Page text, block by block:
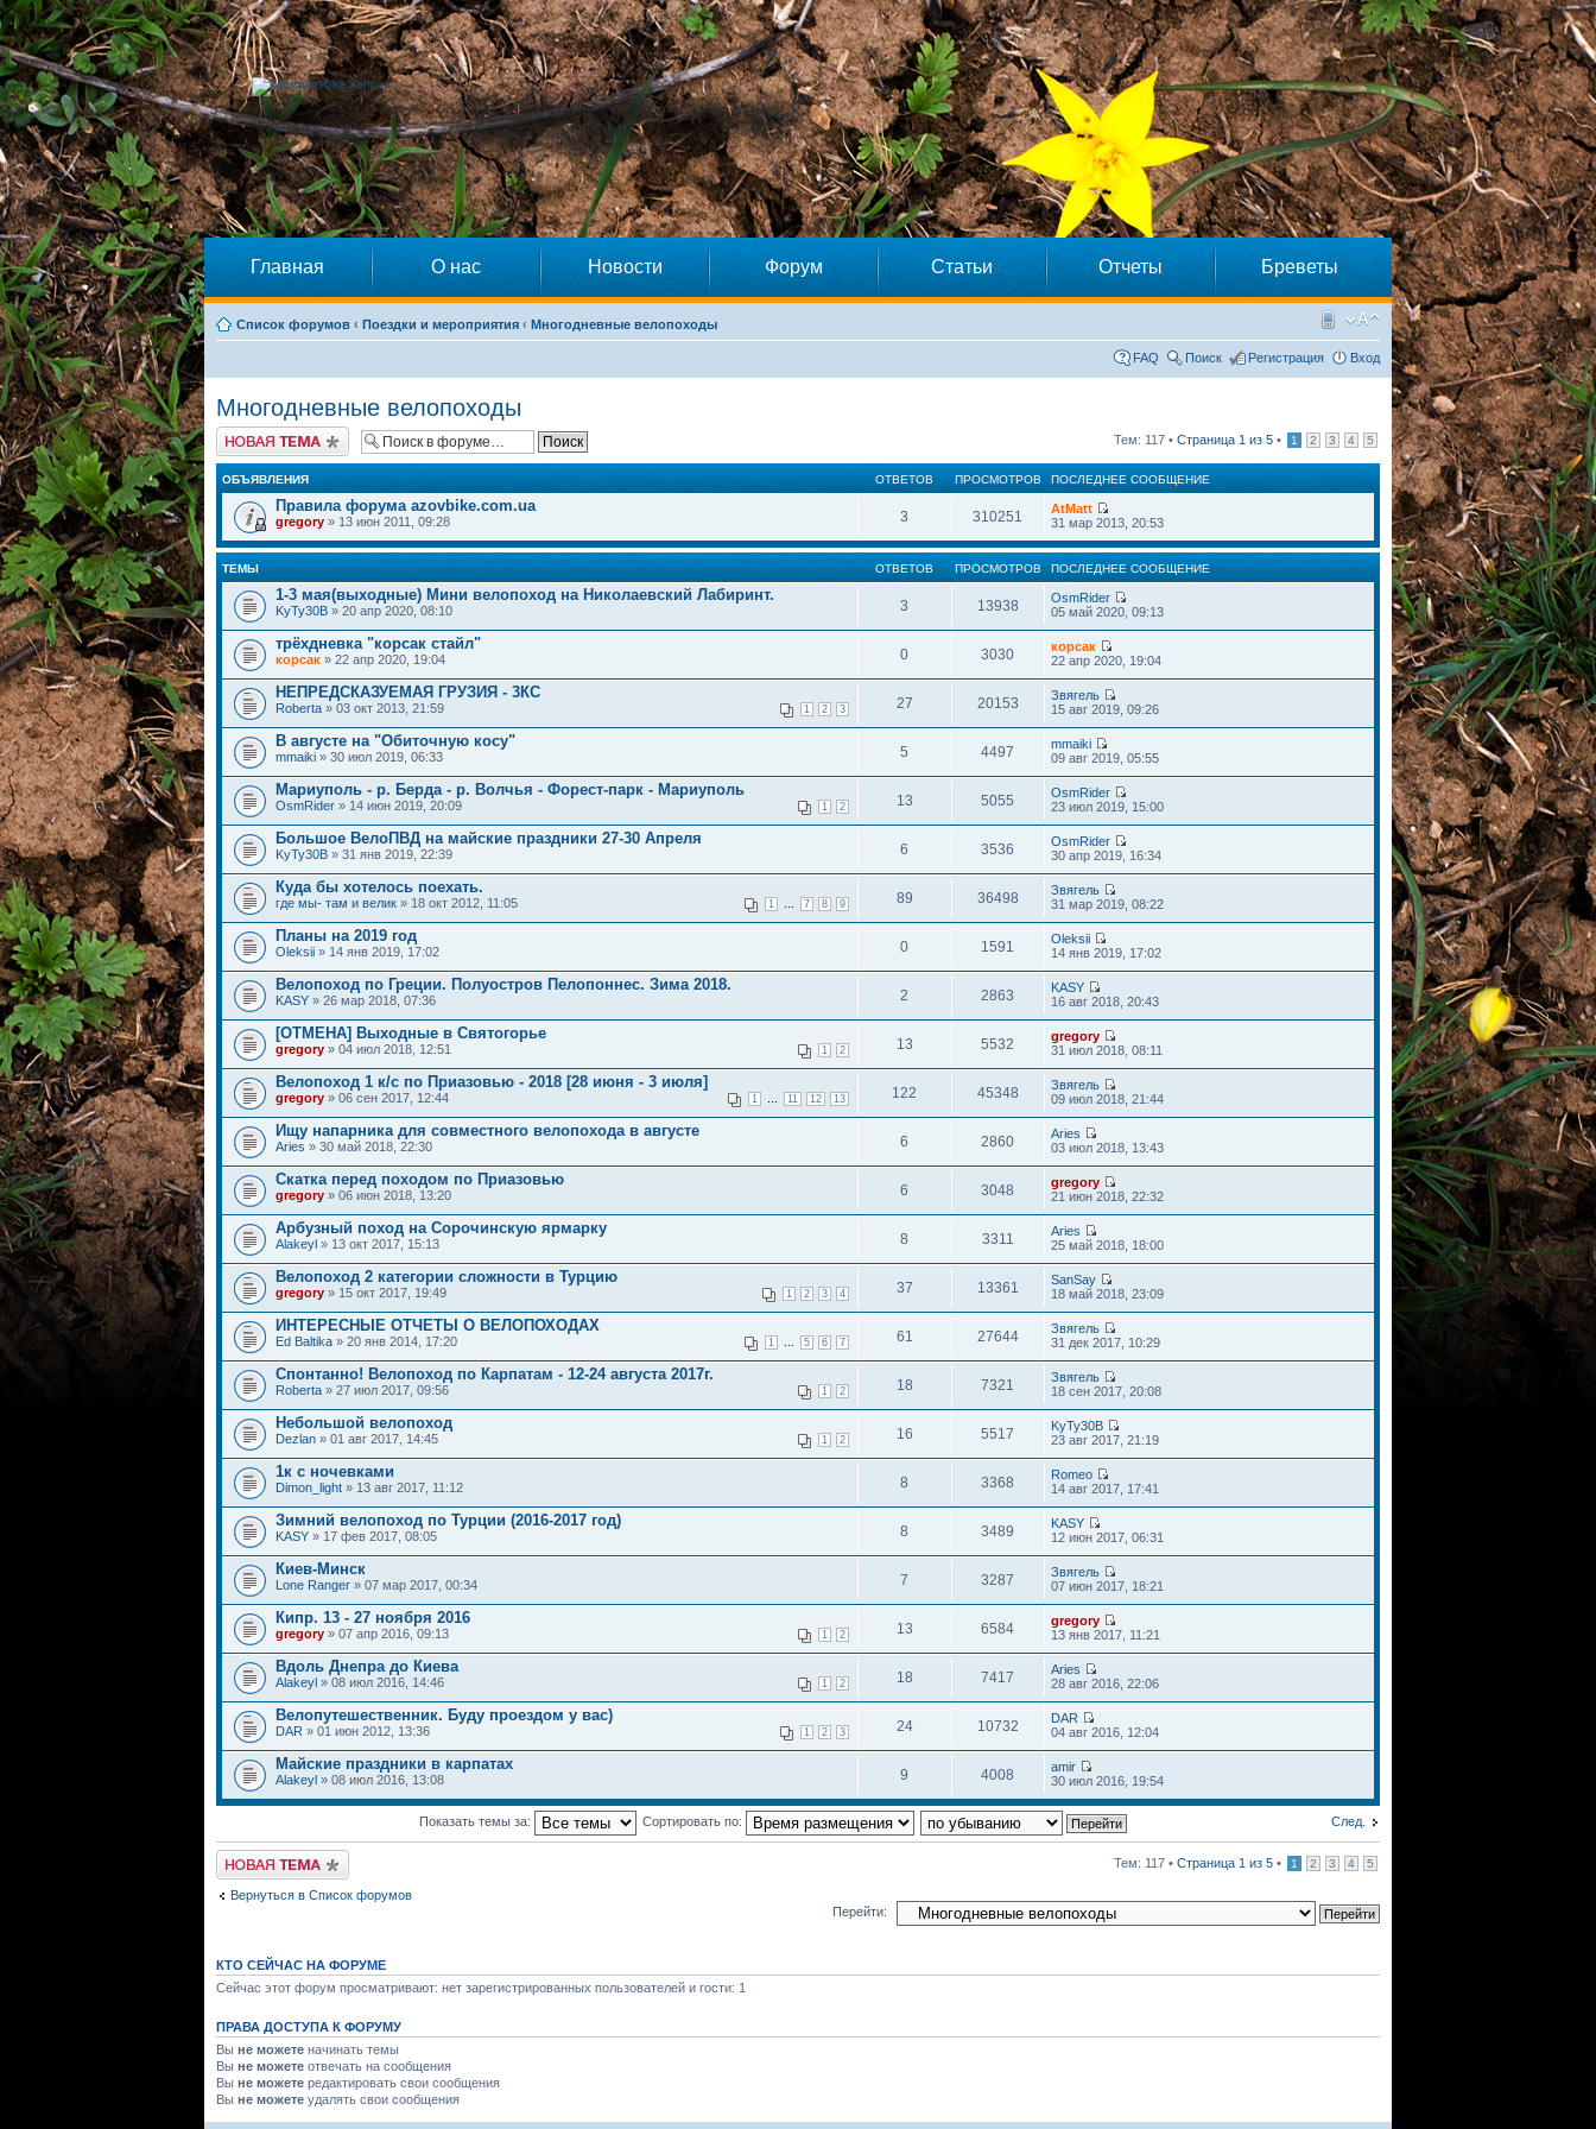
Главная О нас Новости Форум Статьи Отчеты Бреветы
Список форумов ‹ Поездки и мероприятия ‹ Многодневные велопоходы
FAQ Поиск Регистрация Вход
Многодневные велопоходы
Начать новую тему Тем: 117 • Страница 1 из 5 • 1 2 3 4 5
ОБЪЯВЛЕНИЯ ОТВЕТОВ ПРОСМОТРОВ ПОСЛЕДНЕЕ СООБЩЕНИЕ
Правила форума azovbike.com.ua
gregory » 13 июн 2011, 09:28 3 310251
AtMatt
31 мар 2013, 20:53
ТЕМЫ ОТВЕТОВ ПРОСМОТРОВ ПОСЛЕДНЕЕ СООБЩЕНИЕ
1-3 мая(выходные) Мини велопоход на Николаевский Лабиринт.
KyTy30B » 20 апр 2020, 08:10 3 13938
OsmRider
05 май 2020, 09:13
трёхдневка "корсак стайл"
корсак » 22 апр 2020, 19:04 0 3030
корсак
22 апр 2020, 19:04
НЕПРЕДСКАЗУЕМАЯ ГРУЗИЯ - 3КС
1 2 3
Roberta » 03 окт 2013, 21:59 27 20153
Звягель
15 авг 2019, 09:26
В августе на "Обиточную косу"
mmaiki » 30 июл 2019, 06:33 5 4497
mmaiki
09 авг 2019, 05:55
Мариуполь - р. Берда - р. Волчья - Форест-парк - Мариуполь
1 2
OsmRider » 14 июн 2019, 20:09 13 5055
OsmRider
23 июл 2019, 15:00
Большое ВелоПВД на майские праздники 27-30 Апреля
KyTy30B » 31 янв 2019, 22:39 6 3536
OsmRider
30 апр 2019, 16:34
Куда бы хотелось поехать.
1 7 8 9
где мы- там и велик » 18 окт 2012, 11:05 89 36498
Звягель
31 мар 2019, 08:22
Планы на 2019 год
Oleksii » 14 янв 2019, 17:02 0 1591
Oleksii
14 янв 2019, 17:02
Велопоход по Греции. Полуостров Пелопоннес. Зима 2018.
KASY » 26 мар 2018, 07:36 2 2863
KASY
16 авг 2018, 20:43
[ОТМЕНА] Выходные в Святогорье
1 2
gregory » 04 июл 2018, 12:51 13 5532
gregory
31 июл 2018, 08:11
Велопоход 1 к/с по Приазовью - 2018 [28 июня - 3 июля]
1 11 12 13
gregory » 06 сен 2017, 12:44 122 45348
Звягель
09 июл 2018, 21:44
Ищу напарника для совместного велопохода в августе
Aries » 30 май 2018, 22:30 6 2860
Aries
03 июл 2018, 13:43
Скатка перед походом по Приазовью
gregory » 06 июн 2018, 13:20 6 3048
gregory
21 июн 2018, 22:32
Арбузный поход на Сорочинскую ярмарку
Alakeyl » 13 окт 2017, 15:13 8 3311
Aries
25 май 2018, 18:00
Велопоход 2 категории сложности в Турцию
1 2 3 4
gregory » 15 окт 2017, 19:49 37 13361
SanSay
18 май 2018, 23:09
ИНТЕРЕСНЫЕ ОТЧЕТЫ О ВЕЛОПОХОДАХ
1 5 6 7
Ed Baltika » 20 янв 2014, 17:20 61 27644
Звягель
31 дек 2017, 10:29
Спонтанно! Велопоход по Карпатам - 12-24 августа 2017г.
1 2
Roberta » 27 июл 2017, 09:56 18 7321
Звягель
18 сен 2017, 20:08
Небольшой велопоход
1 2
Dezlan » 01 авг 2017, 14:45 16 5517
KyTy30B
23 авг 2017, 21:19
1к с ночевками
Dimon_light » 13 авг 2017, 11:12 8 3368
Romeo
14 авг 2017, 17:41
Зимний велопоход по Турции (2016-2017 год)
KASY » 17 фев 2017, 08:05 8 3489
KASY
12 июн 2017, 06:31
Киев-Минск
Lone Ranger » 07 мар 2017, 00:34 7 3287
Звягель
07 июн 2017, 18:21
Кипр. 13 - 27 ноября 2016
1 2
gregory » 07 апр 2016, 09:13 13 6584
gregory
13 янв 2017, 11:21
Вдоль Днепра до Киева
1 2
Alakeyl » 08 июл 2016, 14:46 18 7417
Aries
28 авг 2016, 22:06
Велопутешественник. Буду проездом у вас)
1 2 3
DAR » 01 июн 2012, 13:36 24 10732
DAR
04 авг 2016, 12:04
Майские праздники в карпатах
Alakeyl » 08 июл 2016, 13:08 9 4008
amir
30 июл 2016, 19:54
След.
Показать темы за: Сортировать по:
Начать новую тему Тем: 117 • Страница 1 из 5 • 1 2 3 4 5
Вернуться в Список форумов
Перейти:
КТО СЕЙЧАС НА ФОРУМЕ
Сейчас этот форум просматривают: нет зарегистрированных пользователей и гости: 1
ПРАВА ДОСТУПА К ФОРУМУ
Вы не можете начинать темы
Вы не можете отвечать на сообщения
Вы не можете редактировать свои сообщения
Вы не можете удалять свои сообщения